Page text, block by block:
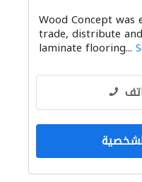
Wood Concept
trade, distribute
laminate flooring...